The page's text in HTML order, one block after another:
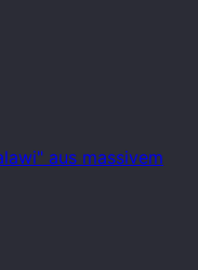
aus massivem